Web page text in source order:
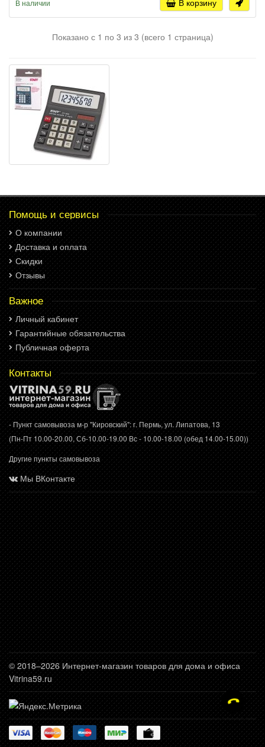
В наличии В корзину
Показано с 1 по 3 из 3 (всего 1 страница)
Помощь и сервисы
О компании
Доставка и оплата
Скидки
Отзывы
Важное
Личный кабинет
Гарантийные обязательства
Публичная оферта
Контакты
- Пункт самовывоза м-р "Кировский": г. Пермь, ул. Липатова, 13
(Пн-Пт 10.00-20.00, Сб-10.00-19.00 Вс - 10.00-18.00 (обед 14.00-15.00))
Другие пункты самовывоза
Мы ВКонтакте
© 2018–2026 Интернет-магазин товаров для дома и офиса
Vitrina59.ru